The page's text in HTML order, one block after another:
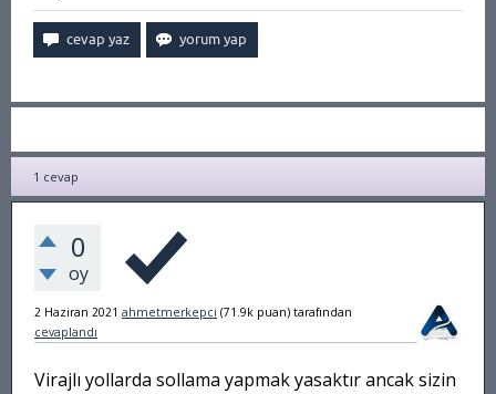
1 cevap
0
oy
2 Haziran 2021 ahmetmerkepci (71.9k puan) tarafından
cevaplandı
Virajlı yollarda sollama yapmak yasaktır ancak sizin